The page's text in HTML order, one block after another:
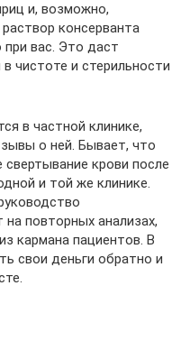
и, возможно,
консерванта
вас. Это даст
чистоте и стерильности
в частной клинике,
о ней. Бывает, что
крови после
и той же клинике.
повторных анализах,
кармана пациентов. В
свои деньги обратно и